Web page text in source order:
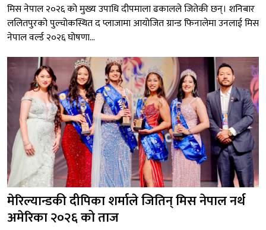
मिस नेपाल २०२६ को मुख्य उपाधि दीपमाला ढकालले जितेकी छन्। शनिबार
ललितपुरको पुल्चोकस्थित द प्लाजामा आयोजित ग्रान्ड फिनालेमा उनलाई मिस
नेपाल वर्ल्ड २०२६ घोषणा...
मेरिल्यान्डकी दीपिका शर्माले जितिन् मिस नेपाल नर्थ
अमेरिका २०२६ को ताज